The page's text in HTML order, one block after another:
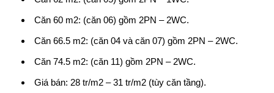
Căn 60 m2: (căn 06) gồm 2PN – 2WC.
Căn 66.5 m2: (căn 04 và căn 07) gồm 2PN – 2WC.
Căn 74.5 m2: (căn 11) gồm 2PN – 2WC.
Giá bán: 28 tr/m2 – 31 tr/m2 (tùy căn tầng).